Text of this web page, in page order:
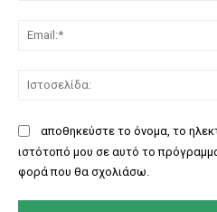
αποθηκεύστε το όνομα, το
ιστότοπό μου σε αυτό το
φορά που θα σχολιάσω.